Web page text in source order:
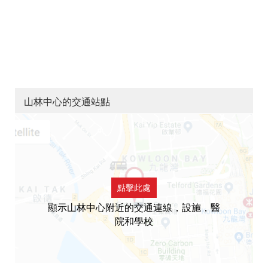
山林中心的交通站點
點擊此處
顯示山林中心附近的交通連線，設施，醫
院和學校